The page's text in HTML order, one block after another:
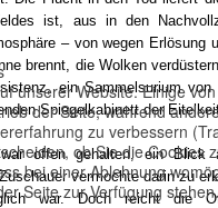
ist, aus in den
– von wegen Erlösung
brennt, die Wolken
ein Sammelsurium von
Spiegelkabinett der
offen gehalten, ein Blick
vermochte darin zu
war. Doch reicht die
unserer Website. Einige
der Seite, während
zu verbessern
ob Sie die Cookies
bei einer Ablehnung
Seite zur Verfügung stehen.